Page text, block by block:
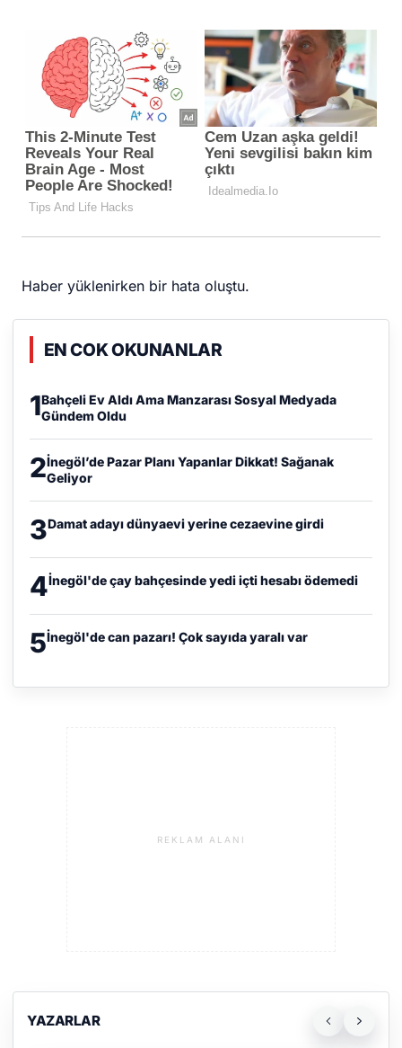
Haber yüklenirken bir hata oluştu.
EN COK OKUNANLAR
1Bahçeli Ev Aldı Ama Manzarası Sosyal Medyada
Gündem Oldu
2İnegöl’de Pazar Planı Yapanlar Dikkat! Sağanak
Geliyor
3Damat adayı dünyaevi yerine cezaevine girdi
4İnegöl'de çay bahçesinde yedi içti hesabı ödemedi
5İnegöl'de can pazarı! Çok sayıda yaralı var
REKLAM ALANI
YAZARLAR